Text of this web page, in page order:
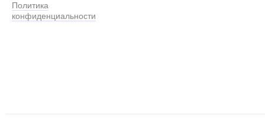
Политика
конфиденциальности